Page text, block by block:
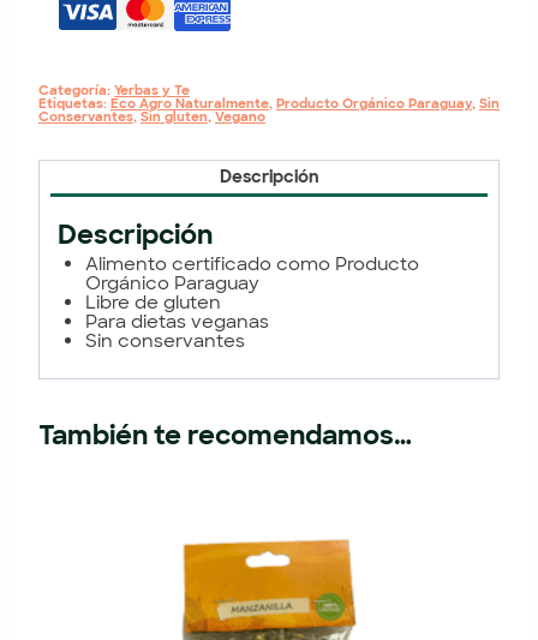
Categoría: Yerbas y Te
Etiquetas: Eco Agro Naturalmente, Producto Orgánico Paraguay, Sin
Conservantes,Sin gluten,Vegano
Descripción
Descripción
Alimento certificado como Producto
Orgánico Paraguay
Libre de gluten
Para dietas veganas
Sin conservantes
También te recomendamos…